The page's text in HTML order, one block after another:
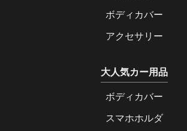
ボディカバー
アクセサリー
大人気カー用品
ボディカバー
スマホホルダ